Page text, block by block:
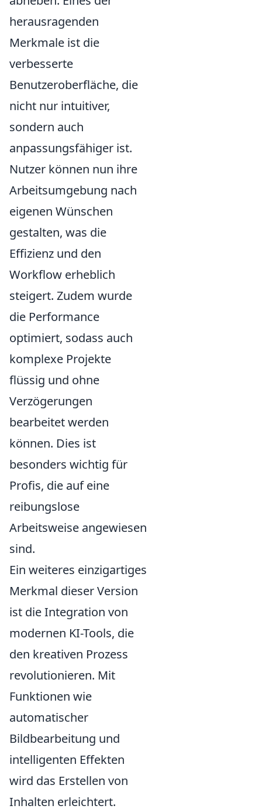
herausragenden
Merkmale ist die
verbesserte
Benutzeroberfläche, die
nicht nur intuitiver,
sondern auch
anpassungsfähiger ist.
Nutzer können nun ihre
Arbeitsumgebung nach
eigenen Wünschen
gestalten, was die
Effizienz und den
Workflow erheblich
steigert. Zudem wurde
die Performance
optimiert, sodass auch
komplexe Projekte
flüssig und ohne
Verzögerungen
bearbeitet werden
können. Dies ist
besonders wichtig für
Profis, die auf eine
reibungslose
Arbeitsweise angewiesen
sind.
Ein weiteres einzigartiges
Merkmal dieser Version
ist die Integration von
modernen KI-Tools, die
den kreativen Prozess
revolutionieren. Mit
Funktionen wie
automatischer
Bildbearbeitung und
intelligenten Effekten
wird das Erstellen von
Inhalten erleichtert.